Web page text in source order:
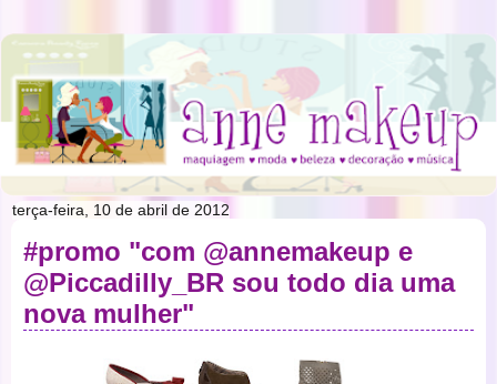
terça-feira, 10 de abril de 2012
#promo "com @annemakeup e
@Piccadilly_BR sou todo dia uma
nova mulher"